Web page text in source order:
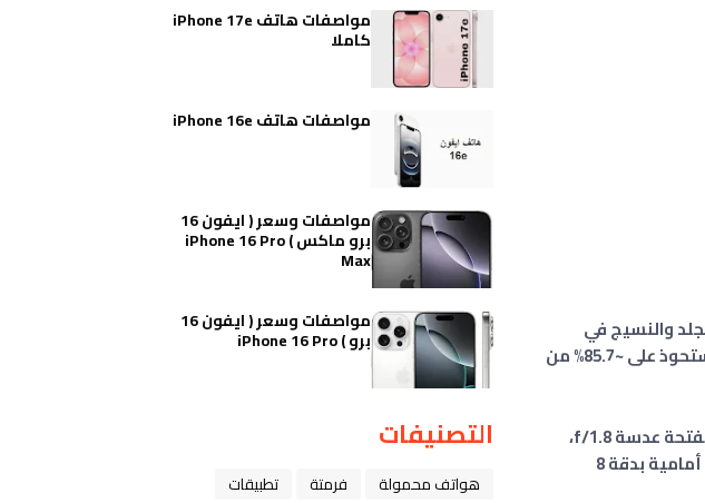
من الجلد والنسيج في
الخلف، بشاشة Super AMOLED منحنية بقياس 6.43 بوصة، بدقة 1080 × 2400 بكسل، تستحوذ على ~85.7% من
وكاميرا خلفية مزدوجة العدسة في حلقة دائرية جميلة، الرئيسية بدقة 64 ميجابكسل، بفتحة عدسة f/1.8،
وعدسة ثانية لتصوير العمق بدقة 2 ميجابكسل بفتحة عدسة f/2.4. بالإضافة إلى كاميرا أمامية بدقة 8
مواصفات هاتف iPhone 17e
كاملا
مواصفات هاتف iPhone 16e
مواصفات وسعر ( ايفون 16
برو ماكس ) iPhone 16 Pro
Max
مواصفات وسعر ( ايفون 16
برو ) iPhone 16 Pro
التصنيفات
هواتف محمولة فرمتة
تطبيقات